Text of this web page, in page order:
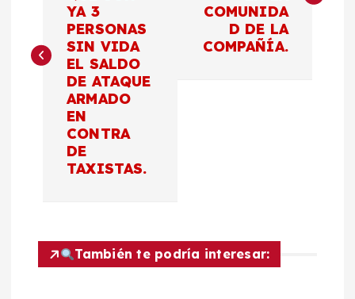
e
ó
n
YA 3
PERSONAS
SIN VIDA
EL SALDO
DE ATAQUE
ARMADO
EN
CONTRA
DE
TAXISTAS.
COMUNIDA
D DE LA
COMPAÑÍA.
También te podría interesar: